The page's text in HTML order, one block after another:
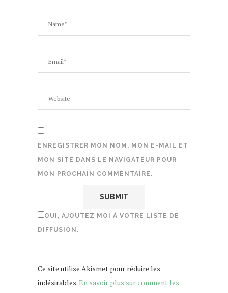
ENREGISTRER MON NOM, MON E-MAIL ET
MON SITE DANS LE NAVIGATEUR POUR
MON PROCHAIN COMMENTAIRE.
OUI, AJOUTEZ MOI À VOTRE LISTE DE
DIFFUSION.
Ce site utilise Akismet pour réduire les
indésirables.En savoir plus sur comment les